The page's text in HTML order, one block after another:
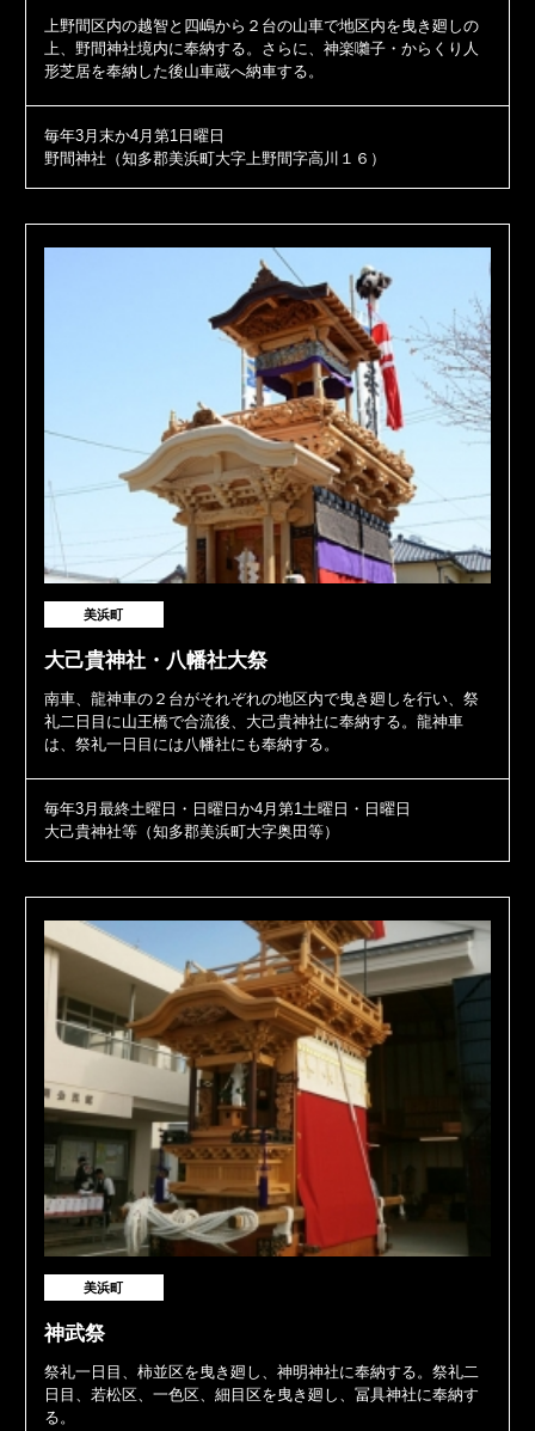
上野間区内の越智と四嶋から２台の山車で地区内を曳き廻しの
上、野間神社境内に奉納する。さらに、神楽囃子・からくり人
形芝居を奉納した後山車蔵へ納車する。
毎年3月末か4月第1日曜日
野間神社（知多郡美浜町大字上野間字高川１６）
美浜町
大己貴神社・八幡社大祭
南車、龍神車の２台がそれぞれの地区内で曳き廻しを行い、祭
礼二日目に山王橋で合流後、大己貴神社に奉納する。龍神車
は、祭礼一日目には八幡社にも奉納する。
毎年3月最終土曜日・日曜日か4月第1土曜日・日曜日
大己貴神社等（知多郡美浜町大字奥田等）
美浜町
神武祭
祭礼一日目、柿並区を曳き廻し、神明神社に奉納する。祭礼二
日目、若松区、一色区、細目区を曳き廻し、冨具神社に奉納す
る。